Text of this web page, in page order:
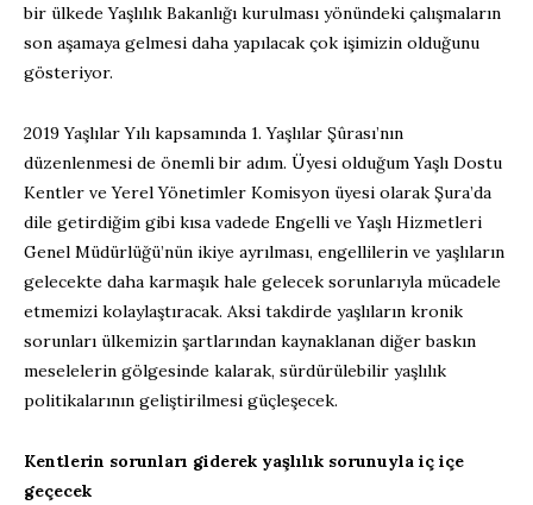
bir ülkede Yaşlılık Bakanlığı kurulması yönündeki çalışmaların
son aşamaya gelmesi daha yapılacak çok işimizin olduğunu
gösteriyor.
2019 Yaşlılar Yılı kapsamında 1. Yaşlılar Şûrası’nın
düzenlenmesi de önemli bir adım. Üyesi olduğum Yaşlı Dostu
Kentler ve Yerel Yönetimler Komisyon üyesi olarak Şura’da
dile getirdiğim gibi kısa vadede Engelli ve Yaşlı Hizmetleri
Genel Müdürlüğü’nün ikiye ayrılması, engellilerin ve yaşlıların
gelecekte daha karmaşık hale gelecek sorunlarıyla mücadele
etmemizi kolaylaştıracak. Aksi takdirde yaşlıların kronik
sorunları ülkemizin şartlarından kaynaklanan diğer baskın
meselelerin gölgesinde kalarak, sürdürülebilir yaşlılık
politikalarının geliştirilmesi güçleşecek.
Kentlerin sorunları giderek yaşlılık sorunuyla iç içe
geçecek